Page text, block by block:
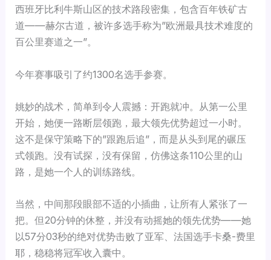
西班牙比利牛斯山区的技术路段密集，包含百年铁矿古
道——赫尔古道，被许多选手称为”欧洲最具技术难度的
百公里赛道之一”。
今年赛事吸引了约1300名选手参赛。
姚妙的战术，简单到令人震撼：开跑就冲。从第一公里
开始，她便一路断层领跑，最大领先优势超过一小时。
这不是保守策略下的”跟跑后追”，而是从头到尾的碾压
式领跑。没有试探，没有保留，仿佛这条110公里的山
路，是她一个人的训练路线。
当然，中间那段眼部不适的小插曲，让所有人紧张了一
把。但20分钟的休整，并没有动摇她的领先优势——她
以57分03秒的绝对优势击败了亚军、法国选手卡桑-费里
耶，稳稳将冠军收入囊中。